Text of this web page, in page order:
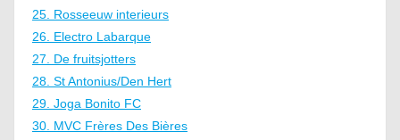
25. Rosseeuw interieurs
26. Electro Labarque
27. De fruitsjotters
28. St Antonius/Den Hert
29. Joga Bonito FC
30. MVC Frères Des Bières